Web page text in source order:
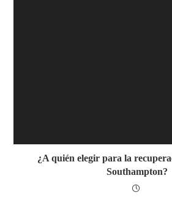
¿A quién elegir para la
Southampton?